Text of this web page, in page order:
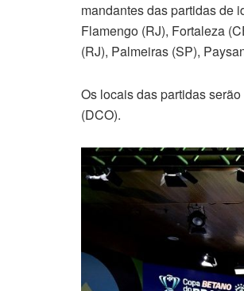
mandantes das partidas de
Flamengo (RJ), Fortaleza
(RJ), Palmeiras (SP),
Os locais das partidas
(DCO).